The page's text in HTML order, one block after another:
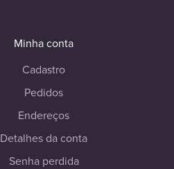
Minha conta
Cadastro
Pedidos
Endereços
Detalhes da conta
Senha perdida